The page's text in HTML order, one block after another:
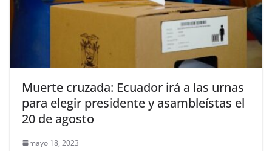
Muerte cruzada: Ecuador irá a las urnas
para elegir presidente y asambleístas el
20 de agosto
mayo 18, 2023